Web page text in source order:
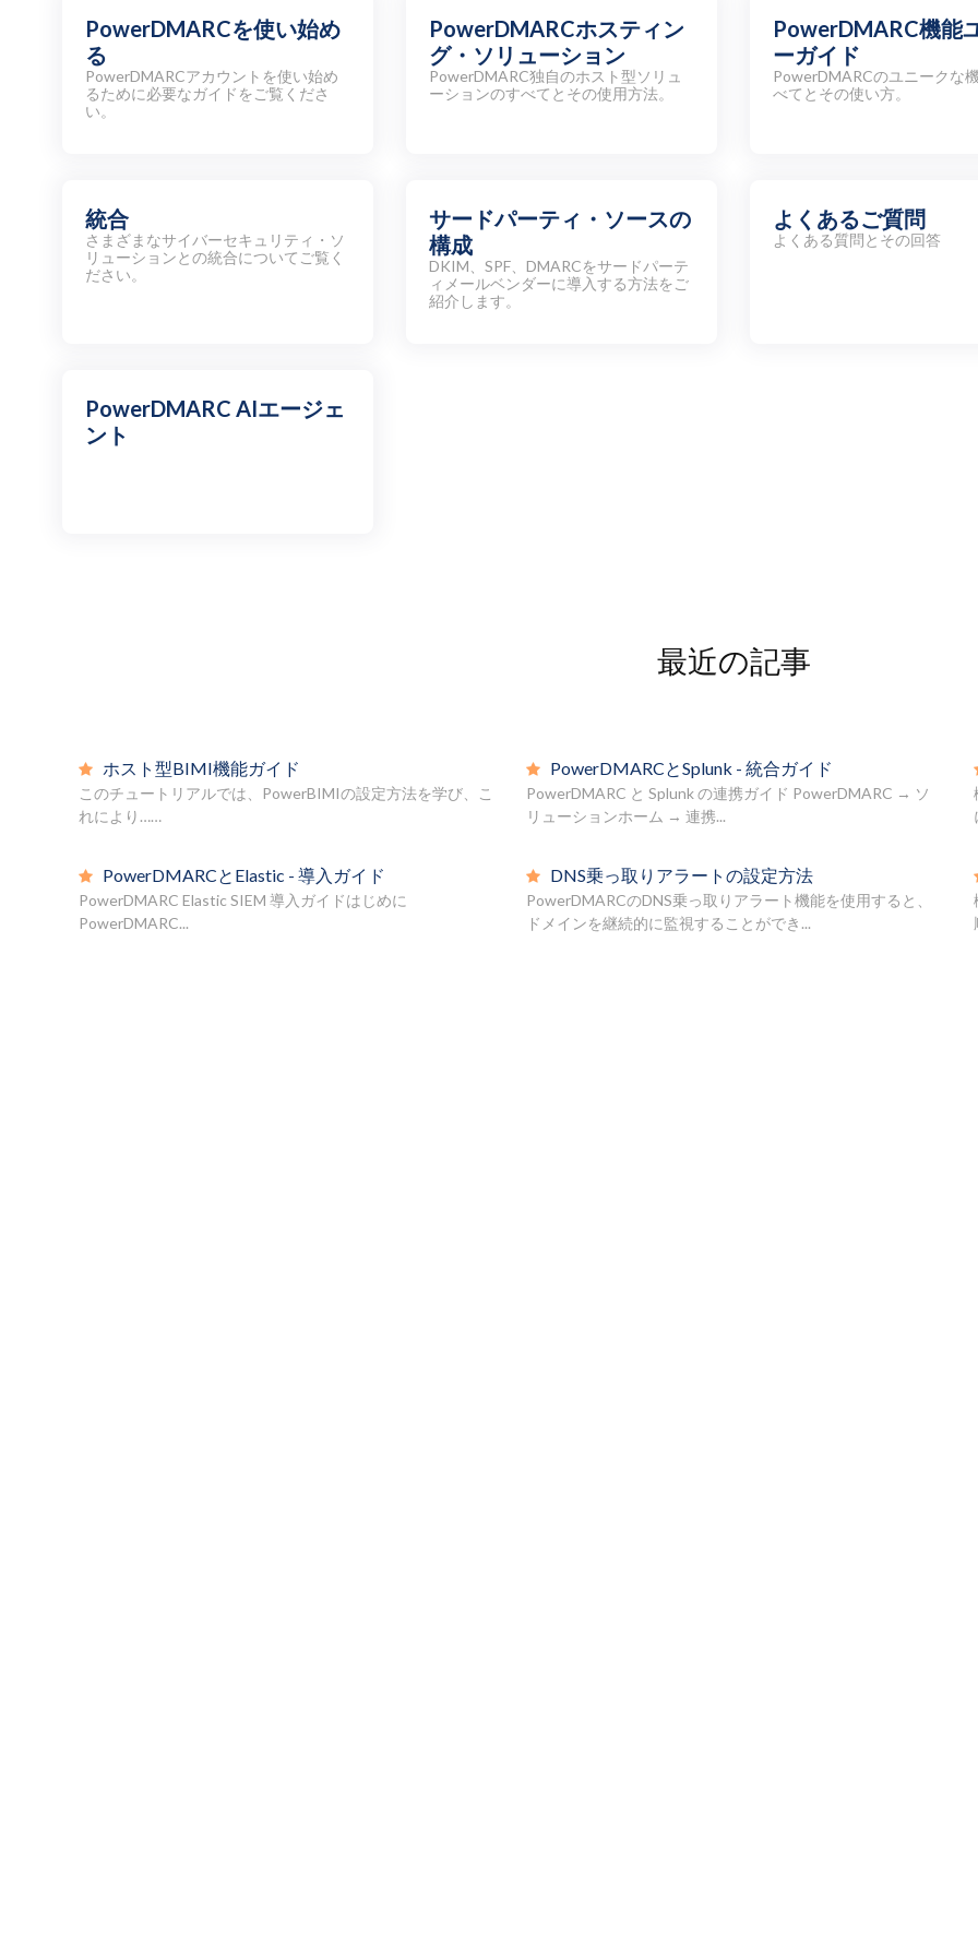
PowerDMARCを使い始め
る
PowerDMARCアカウントを使い始め
るために必要なガイドをご覧くださ
い。
PowerDMARCホスティン
グ・ソリューション
PowerDMARC独自のホスト型ソリュ
ーションのすべてとその使用方法。
PowerDMARC機能
ーガイド
PowerDMARCのユニークな
べてとその使い方。
統合
さまざまなサイバーセキュリティ・ソ
リューションとの統合についてご覧く
ださい。
サードパーティ・ソースの
構成
DKIM、SPF、DMARCをサードパーテ
ィメールベンダーに導入する方法をご
紹介します。
よくあるご質問
よくある質問とその回答
PowerDMARC AIエージェ
ント
最近の記事
ホスト型BIMI機能ガイド
このチュートリアルでは、PowerBIMIの設定方法を学び、こ
れにより……
PowerDMARCとSplunk - 統合ガイド
PowerDMARC と Splunk の連携ガイド PowerDMARC → ソ
リューションホーム → 連携...
PowerDMARCとElastic - 導入ガイド
PowerDMARC Elastic SIEM 導入ガイドはじめに
PowerDMARC...
DNS乗っ取りアラートの設定方法
PowerDMARCのDNS乗っ取りアラート機能を使用すると、
ドメインを継続的に監視することができ...